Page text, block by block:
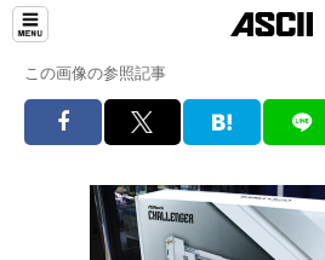
この画像の参照記事